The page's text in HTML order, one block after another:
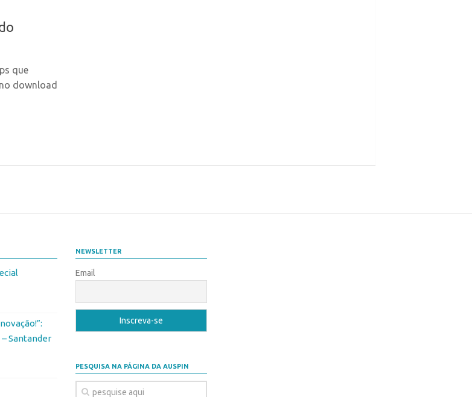
que
download
– Santander
NEWSLETTER
Email
PESQUISA NA PÁGINA DA AUSPIN